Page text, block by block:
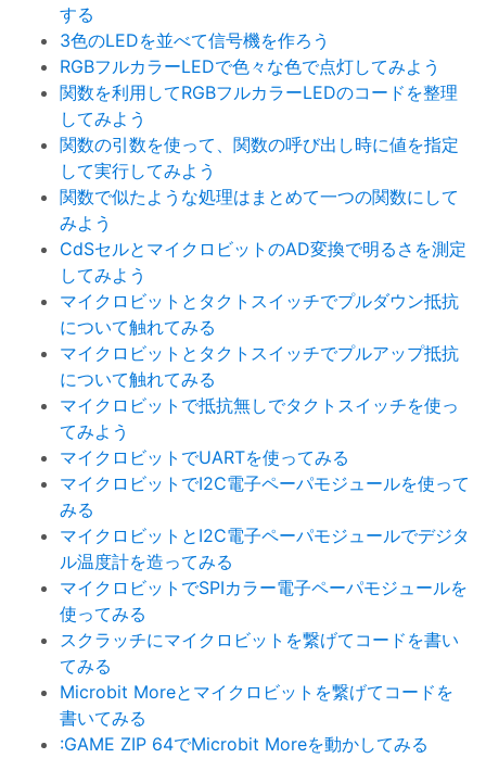
する
3色のLEDを並べて信号機を作ろう
RGBフルカラーLEDで色々な色で点灯してみよう
関数を利用してRGBフルカラーLEDのコードを整理
してみよう
関数の引数を使って、関数の呼び出し時に値を指定
して実行してみよう
関数で似たような処理はまとめて一つの関数にして
みよう
CdSセルとマイクロビットのAD変換で明るさを測定
してみよう
マイクロビットとタクトスイッチでプルダウン抵抗
について触れてみる
マイクロビットとタクトスイッチでプルアップ抵抗
について触れてみる
マイクロビットで抵抗無しでタクトスイッチを使っ
てみよう
マイクロビットでUARTを使ってみる
マイクロビットでI2C電子ペーパモジュールを使って
みる
マイクロビットとI2C電子ペーパモジュールでデジタ
ル温度計を造ってみる
マイクロビットでSPIカラー電子ペーパモジュールを
使ってみる
スクラッチにマイクロビットを繋げてコードを書い
てみる
Microbit Moreとマイクロビットを繋げてコードを
書いてみる
:GAME ZIP 64でMicrobit Moreを動かしてみる